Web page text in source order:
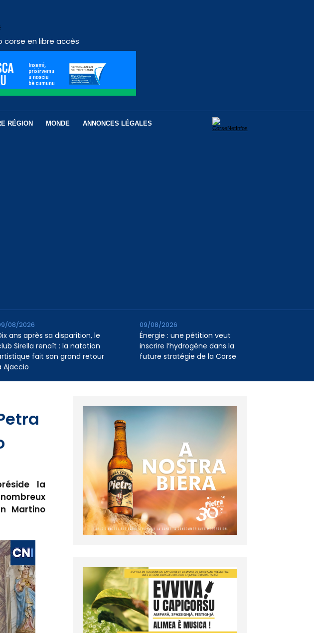
corse en libre accès
RÉGION MONDE ANNONCES LÉGALES
ans après sa disparition, le
Sirella renaît : la natation
fait son grand retour
Ajaccio
08/2026
Énergie : une pétition veut
inscrire l’hydrogène dans la
future stratégie de la Corse
09/08/2026
la
Martino